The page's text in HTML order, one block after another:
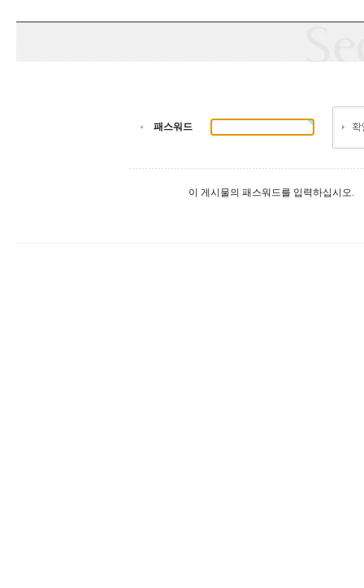
패스워드
이 게시물의 패스워드를 입력하십시오.